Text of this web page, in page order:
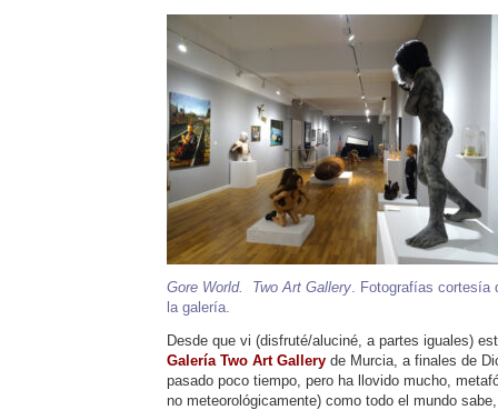
Gore World. Two Art Gallery . Fotografías cortesía
la galería.
Desde que vi (disfruté/aluciné, a partes iguales)
Galería Two Art Gallery de Murcia, a finales de
pasado poco tiempo, pero ha llovido mucho,
no meteorológicamente) como todo el mundo